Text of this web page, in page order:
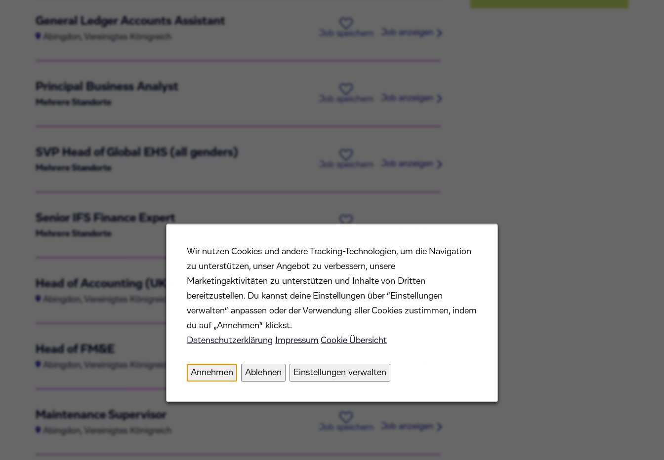
Wir nutzen Cookies und andere Tracking-Technologien, um die Navigation
zu unterstützen, unser Angebot zu verbessern, unsere
Marketingaktivitäten zu unterstützen und Inhalte von Dritten
bereitzustellen. Du kannst deine Einstellungen über “Einstellungen
verwalten“ anpassen oder der Verwendung aller Cookies zustimmen, indem
du auf „Annehmen“ klickst.
Datenschutzerklärung
Impressum Cookie Übersicht
Annehmen Ablehnen Einstellungen verwalten
General Ledger Accounts Assistant
Abingdon, Vereinigtes Königreich Job speichern Job anzeigen
Principal Business Analyst
Mehrere Standorte Job speichern Job anzeigen
SVP Head of Global EHS (all genders)
Mehrere Standorte Job speichern Job anzeigen
Senior IFS Finance Expert
Mehrere Standorte
Head of Accounting (UK)
Abingdon, Vereinigtes Königreich Job speichern Job anzeigen
Head of FM&E
Abingdon, Vereinigtes Königreich Job speichern
Maintenance Supervisor
Abingdon, Vereinigtes Königreich Job speichern Job anzeigen